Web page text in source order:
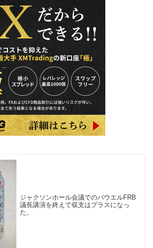
ジャクソンホール会議でのパウエルFRB
議長講演を終えて収支はプラスになっ
た。